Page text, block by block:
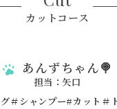
カットコース
あんずちゃん🍭
担当：矢口